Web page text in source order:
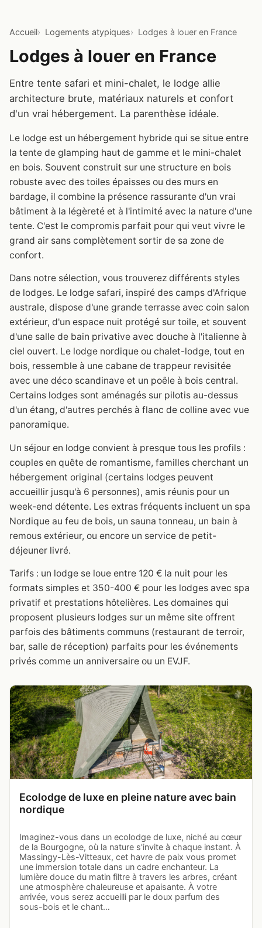
Accueil Logements atypiques Lodges à louer en France
Lodges à louer en France
Entre tente safari et mini-chalet, le lodge allie
architecture brute, matériaux naturels et confort
d'un vrai hébergement. La parenthèse idéale.
Le lodge est un hébergement hybride qui se situe entre
la tente de glamping haut de gamme et le mini-chalet
en bois. Souvent construit sur une structure en bois
robuste avec des toiles épaisses ou des murs en
bardage, il combine la présence rassurante d'un vrai
bâtiment à la légèreté et à l'intimité avec la nature d'une
tente. C'est le compromis parfait pour qui veut vivre le
grand air sans complètement sortir de sa zone de
confort.
Dans notre sélection, vous trouverez différents styles
de lodges. Le lodge safari, inspiré des camps d'Afrique
australe, dispose d'une grande terrasse avec coin salon
extérieur, d'un espace nuit protégé sur toile, et souvent
d'une salle de bain privative avec douche à l'italienne à
ciel ouvert. Le lodge nordique ou chalet-lodge, tout en
bois, ressemble à une cabane de trappeur revisitée
avec une déco scandinave et un poêle à bois central.
Certains lodges sont aménagés sur pilotis au-dessus
d'un étang, d'autres perchés à flanc de colline avec vue
panoramique.
Un séjour en lodge convient à presque tous les profils :
couples en quête de romantisme, familles cherchant un
hébergement original (certains lodges peuvent
accueillir jusqu'à 6 personnes), amis réunis pour un
week-end détente. Les extras fréquents incluent un spa
Nordique au feu de bois, un sauna tonneau, un bain à
remous extérieur, ou encore un service de petit-
déjeuner livré.
Tarifs : un lodge se loue entre 120 € la nuit pour les
formats simples et 350-400 € pour les lodges avec spa
privatif et prestations hôtelières. Les domaines qui
proposent plusieurs lodges sur un même site offrent
parfois des bâtiments communs (restaurant de terroir,
bar, salle de réception) parfaits pour les événements
privés comme un anniversaire ou un EVJF.
Ecolodge de luxe en pleine nature avec bain
nordique
Imaginez-vous dans un ecolodge de luxe, niché au cœur
de la Bourgogne, où la nature s'invite à chaque instant. À
Massingy-Lès-Vitteaux, cet havre de paix vous promet
une immersion totale dans un cadre enchanteur. La
lumière douce du matin filtre à travers les arbres, créant
une atmosphère chaleureuse et apaisante. À votre
arrivée, vous serez accueilli par le doux parfum des
sous-bois et le chant…